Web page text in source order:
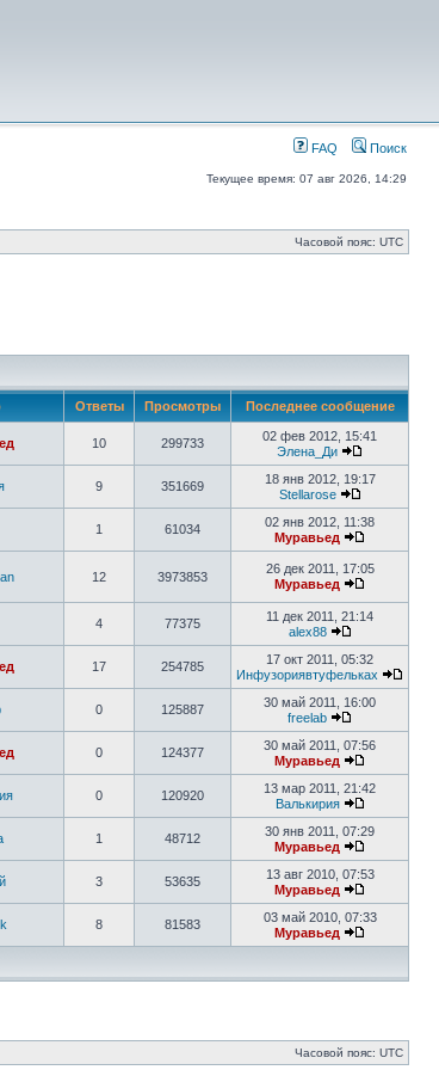
FAQ Поиск
Текущее время: 07 авг 2026, 14:29
Часовой пояс: UTC
Ответы Просмотры Последнее сообщение
10 299733
02 фев 2012, 15:41
Элена_Ди
9 351669
18 янв 2012, 19:17
Stellarose
1 61034
02 янв 2012, 11:38
Муравьед
12 3973853
26 дек 2011, 17:05
Муравьед
4 77375
11 дек 2011, 21:14
alex88
17 254785
17 окт 2011, 05:32
Инфузориявтуфельках
0 125887
30 май 2011, 16:00
freelab
0 124377
30 май 2011, 07:56
Муравьед
0 120920
13 мар 2011, 21:42
Валькирия
1 48712
30 янв 2011, 07:29
Муравьед
3 53635
13 авг 2010, 07:53
Муравьед
8 81583
03 май 2010, 07:33
Муравьед
Часовой пояс: UTC